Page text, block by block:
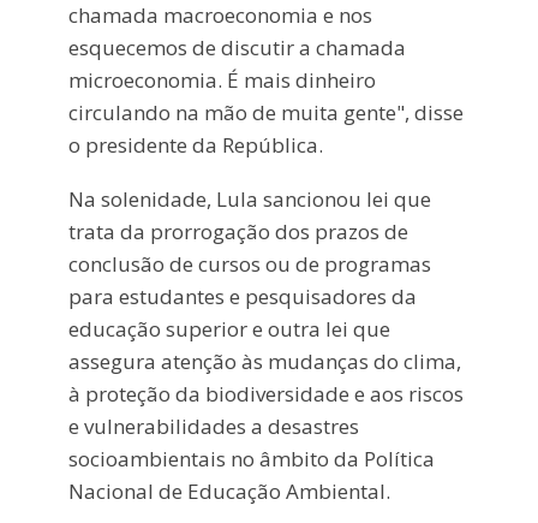
chamada macroeconomia e nos
esquecemos de discutir a chamada
microeconomia. É mais dinheiro
circulando na mão de muita gente", disse
o presidente da República.
Na solenidade, Lula sancionou lei que
trata da prorrogação dos prazos de
conclusão de cursos ou de programas
para estudantes e pesquisadores da
educação superior e outra lei que
assegura atenção às mudanças do clima,
à proteção da biodiversidade e aos riscos
e vulnerabilidades a desastres
socioambientais no âmbito da Política
Nacional de Educação Ambiental.